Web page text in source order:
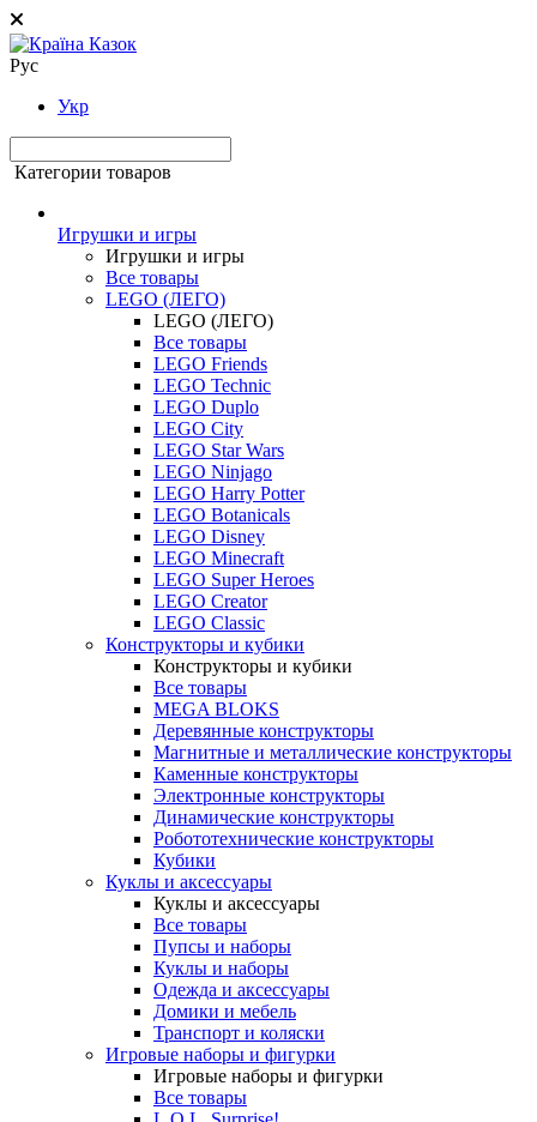
Рус
Укр
Категории товаров
Игрушки и игры
Игрушки и игры
Все товары
LEGO (ЛЕГО)
LEGO (ЛЕГО)
Все товары
LEGO Friends
LEGO Technic
LEGO Duplo
LEGO City
LEGO Star Wars
LEGO Ninjago
LEGO Harry Potter
LEGO Botanicals
LEGO Disney
LEGO Minecraft
LEGO Super Heroes
LEGO Creator
LEGO Classic
Конструкторы и кубики
Конструкторы и кубики
Все товары
MEGA BLOKS
Деревянные конструкторы
Магнитные и металлические конструкторы
Каменные конструкторы
Электронные конструкторы
Динамические конструкторы
Робототехнические конструкторы
Кубики
Куклы и аксессуары
Куклы и аксессуары
Все товары
Пупсы и наборы
Куклы и наборы
Одежда и аксессуары
Домики и мебель
Транспорт и коляски
Игровые наборы и фигурки
Игровые наборы и фигурки
Все товары